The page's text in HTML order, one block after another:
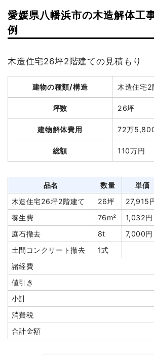
愛媛県八幡浜市の木造解体工
例
木造住宅26坪2階建ての見積もり
建物の種類/構造 木造住宅2
坪数 26坪
建物解体費用 72万
総額 110万円
品名 数量 単価
木造住宅26坪2階建て
26坪 27,915
養生費
76m² 1,032円
庭石撤去
8t 7,000円
土間コンクリート撤去
1式
諸経費
値引き
小計
消費税
合計金額